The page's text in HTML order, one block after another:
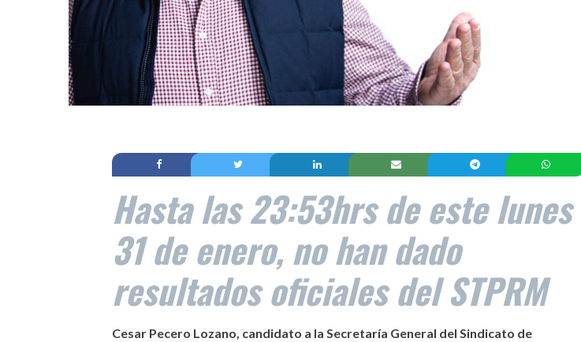
Hasta las 23:53hrs de este lunes
31 de enero, no han dado
resultados oficiales del STPRM
Cesar Pecero Lozano, candidato a la Secretaría General del Sindicato de